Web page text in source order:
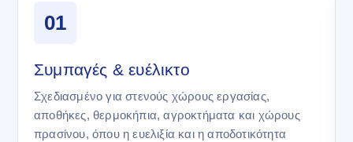
01
Συμπαγές & ευέλικτο
Σχεδιασμένο για στενούς χώρους εργασίας,
αποθήκες, θερμοκήπια, αγροκτήματα και χώρους
πρασίνου, όπου η ευελιξία και η αποδοτικότητα